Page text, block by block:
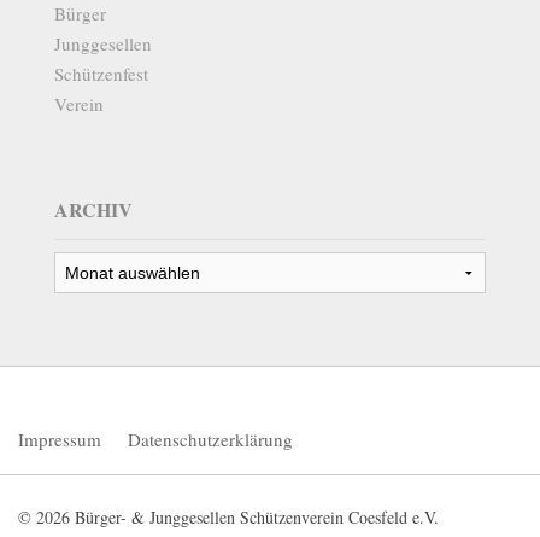
Bürger
Junggesellen
Schützenfest
Verein
ARCHIV
Archiv
Impressum Datenschutzerklärung
© 2026 Bürger- & Junggesellen Schützenverein Coesfeld e.V.